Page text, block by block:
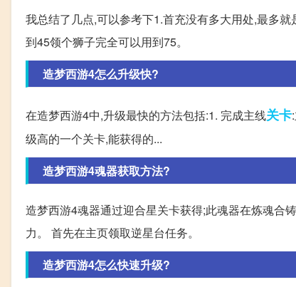
我总结了几点,可以参考下1.首充没有多大用处,最多
到45领个狮子完全可以用到75。
造梦西游4怎么升级快?
在造梦西游4中,升级最快的方法包括:1. 完成主线关卡
级高的一个关卡,能获得的...
造梦西游4魂器获取方法?
造梦西游4魂器通过迎合星关卡获得;此魂器在炼魂合
力。 首先在主页领取逆星台任务。
造梦西游4怎么快速升级?